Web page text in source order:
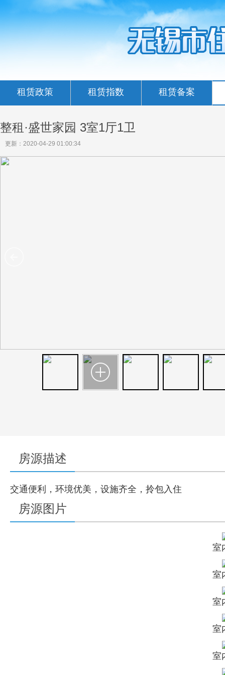
租赁政策 租赁指数 租赁备案
整租·盛世家园 3室1厅1卫
更新：2020-04-29 01:00:34
房源描述
交通便利，环境优美，设施齐全，拎包入住
房源图片
室
室
室
室
室